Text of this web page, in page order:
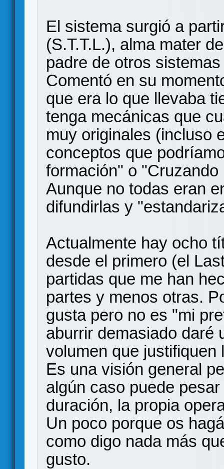
El sistema surgió a
(S.T.T.L.), alma mater
padre de otros
Comentó en su
que era lo que llevaba
tenga mecánicas que
muy originales (incluso
conceptos que
formación" o
Aunque no todas eran
difundirlas y
Actualmente hay ocho
desde el primero (el
partidas que me han
partes y menos otras.
gusta pero no es "mi
aburrir demasiado daré
volumen que
Es una visión general
algún caso puede
duración, la propia
Un poco porque os
como digo nada más
gusto.